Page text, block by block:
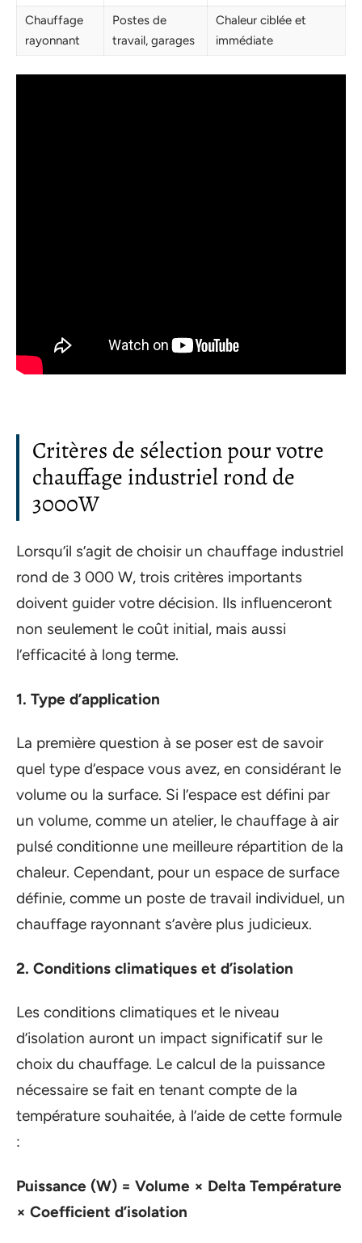
Chauffage
rayonnant
Postes de
travail, garages
Chaleur ciblée et
immédiate
Critères de sélection pour votre
chauffage industriel rond de
3000W
Lorsqu’il s’agit de choisir un chauffage industriel
rond de 3 000 W, trois critères importants
doivent guider votre décision. Ils influenceront
non seulement le coût initial, mais aussi
l’efficacité à long terme.
1. Type d’application
La première question à se poser est de savoir
quel type d’espace vous avez, en considérant le
volume ou la surface. Si l’espace est défini par
un volume, comme un atelier, le chauffage à air
pulsé conditionne une meilleure répartition de la
chaleur. Cependant, pour un espace de surface
définie, comme un poste de travail individuel, un
chauffage rayonnant s’avère plus judicieux.
2. Conditions climatiques et d’isolation
Les conditions climatiques et le niveau
d’isolation auront un impact significatif sur le
choix du chauffage. Le calcul de la puissance
nécessaire se fait en tenant compte de la
température souhaitée, à l’aide de cette formule
:
Puissance (W) = Volume × Delta Température
× Coefficient d’isolation